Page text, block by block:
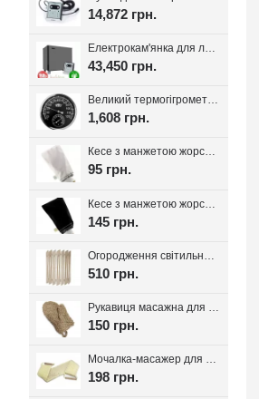
14,872 грн.
Електрокам'янка для лазні Eco Flame SAM D-27 27 кВт + пульт CON6
43,450 грн.
Великий термогігрометр для лазні Tesli D205 Black
1,608 грн.
Кесе з манжетою жорсткість мяка, Kelebekkese (Манжета)
95 грн.
145 грн.
510 грн.
150 грн.
198 грн.